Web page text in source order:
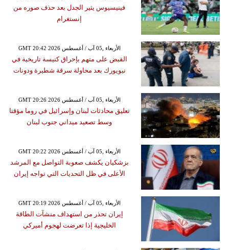
فينيسيوس يثير الجدل بعد حذف صوره من
إنستغرام
GMT 20:42 2026 الأربعاء ,05 آب / أغسطس
القبض على متهم بإحراق كنيسة تاريخية في
نيويورك بعد محاولة سرقة شطيرة ودونات
GMT 20:26 2026 الأربعاء ,05 آب / أغسطس
تعليق محادثات لبنان وإسرائيل في روما مؤقتا
وسط تصعيد ميداني جنوب لبنان
GMT 20:22 2026 الأربعاء ,05 آب / أغسطس
بزشكيان يكشف صعوبة التواصل مع المرشد
الأعلى في ظل التحديات التي تواجه إيران
GMT 20:19 2026 الأربعاء ,05 آب / أغسطس
إيران تحذر من استهداف منشآت الطاقة
الخليجية إذا تعرضت لهجوم أميركي